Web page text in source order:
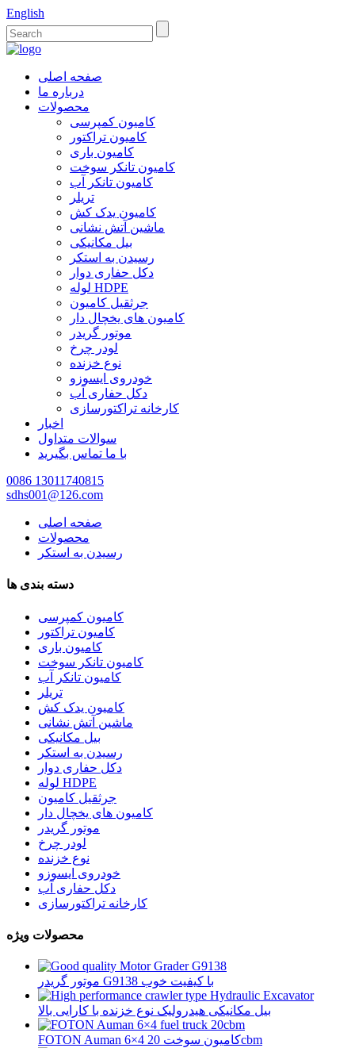
English
صفحه اصلی
درباره ما
محصولات
کامیون کمپرسی
کامیون تراکتور
کامیون باری
کامیون تانکر سوخت
کامیون تانکر آب
تریلر
کامیون یدک کش
ماشین آتش نشانی
بیل مکانیکی
رسیدن به استکر
دکل حفاری دوار
لوله HDPE
جرثقیل کامیون
کامیون های یخچال دار
موتور گریدر
لودر چرخ
نوع خزنده
خودروی ایسوزو
دکل حفاری آب
کارخانه تراکتورسازی
اخبار
سوالات متداول
با ما تماس بگیرید
0086 13011740815
sdhs001@126.com
صفحه اصلی
محصولات
رسیدن به استکر
دسته بندی ها
کامیون کمپرسی
کامیون تراکتور
کامیون باری
کامیون تانکر سوخت
کامیون تانکر آب
تریلر
کامیون یدک کش
ماشین آتش نشانی
بیل مکانیکی
رسیدن به استکر
دکل حفاری دوار
لوله HDPE
جرثقیل کامیون
کامیون های یخچال دار
موتور گریدر
لودر چرخ
نوع خزنده
خودروی ایسوزو
دکل حفاری آب
کارخانه تراکتورسازی
محصولات ویژه
موتور گریدر G9138 با کیفیت خوب
بیل مکانیکی هیدرولیک نوع خزنده با کارایی بالا
FOTON Auman 6×4 کامیون سوخت 20cbm